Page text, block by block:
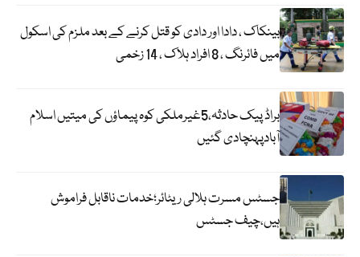
بینکاک ، دادا اور دادی کو قتل کرنے کے بعد ملزم کی اسکول
میں فائرنگ ، 8 افراد ہلاک ، 14 زخمی
براڈ پیک حادثہ،5غیرملکی کوہ پیماؤں کی میتیں اسلام
آبادپہنچادی گئیں
جسٹس مسرت ہلالی ریٹائر؛خدمات ناقابل فراموش
ہیں،چیف جسٹس